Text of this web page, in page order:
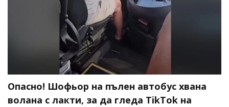
Опасно! Шофьор на пълен автобус хвана
волана с лакти, за да гледа TikTok на